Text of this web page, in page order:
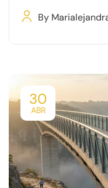
By
30
ABR